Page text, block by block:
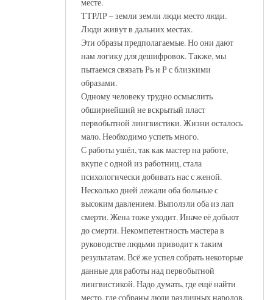
ТТРЛР – земли земли люди место люди.
Люди живут в дальних местах.
Эти образы предполагаемые. Но они дают
нам логику для дешифровок. Также, мы
пытаемся связать Рь и Р с близкими
образами.
Одному человеку трудно осмыслить
обширнейший не вскрытый пласт
первобытной лингвистики. Жизни осталось
мало. Необходимо успеть много.
С работы ушёл, так как мастер на работе,
вкупе с одной из работниц, стала
психологически добивать нас с женой.
Несколько дней лежали оба больные с
высоким давлением. Выползли оба из лап
смерти. Жена тоже уходит. Иначе её добьют
до смерти. Некомпетентность мастера в
руководстве людьми приводит к таким
результатам. Всё же успел собрать некоторые
данные для работы над первобытной
лингвистикой. Надо думать, где ещё найти
место, где собраны люди различных народов,